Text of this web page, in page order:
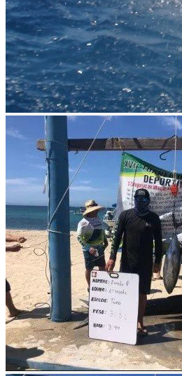
next
Video